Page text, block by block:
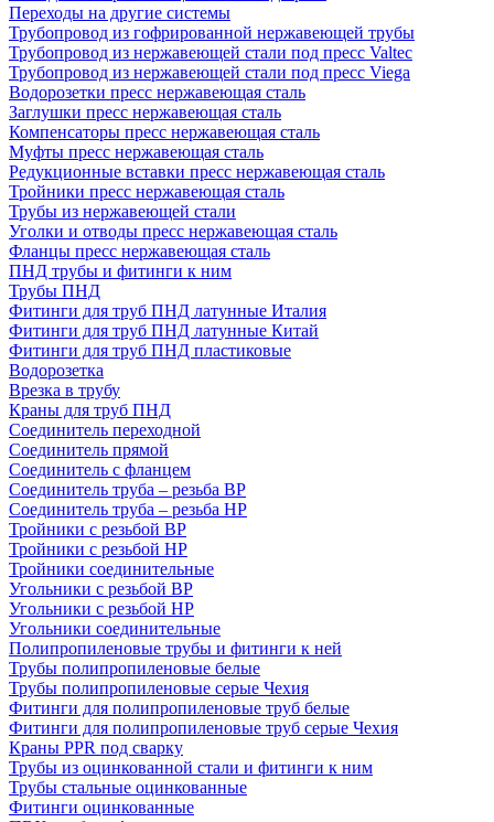
Переходы на другие системы
Трубопровод из гофрированной нержавеющей трубы
Трубопровод из нержавеющей стали под пресс Valtec
Трубопровод из нержавеющей стали под пресс Viega
Водорозетки пресс нержавеющая сталь
Заглушки пресс нержавеющая сталь
Компенсаторы пресс нержавеющая сталь
Муфты пресс нержавеющая сталь
Редукционные вставки пресс нержавеющая сталь
Тройники пресс нержавеющая сталь
Трубы из нержавеющей стали
Уголки и отводы пресс нержавеющая сталь
Фланцы пресс нержавеющая сталь
ПНД трубы и фитинги к ним
Трубы ПНД
Фитинги для труб ПНД латунные Италия
Фитинги для труб ПНД латунные Китай
Фитинги для труб ПНД пластиковые
Водорозетка
Врезка в трубу
Краны для труб ПНД
Соединитель переходной
Соединитель прямой
Соединитель с фланцем
Соединитель труба – резьба ВР
Соединитель труба – резьба НР
Тройники с резьбой ВР
Тройники с резьбой НР
Тройники соединительные
Угольники с резьбой ВР
Угольники с резьбой НР
Угольники соединительные
Полипропиленовые трубы и фитинги к ней
Трубы полипропиленовые белые
Трубы полипропиленовые серые Чехия
Фитинги для полипропиленовые труб белые
Фитинги для полипропиленовые труб серые Чехия
Краны PPR под сварку
Трубы из оцинкованной стали и фитинги к ним
Трубы стальные оцинкованные
Фитинги оцинкованные